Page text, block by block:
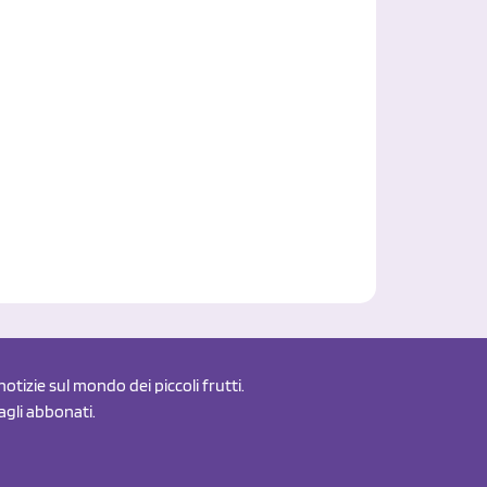
sul mondo dei piccoli frutti.
abbonati.